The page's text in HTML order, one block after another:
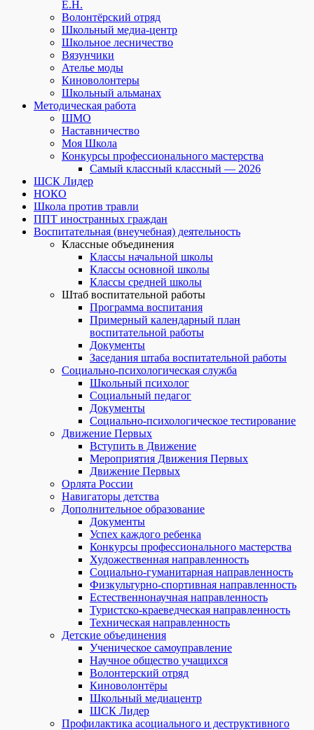
Е.Н.
Волонтёрский отряд
Школьный медиа-центр
Школьное лесничество
Вязунчики
Ателье моды
Киноволонтеры
Школьный альманах
Методическая работа
ШМО
Наставничество
Моя Школа
Конкурсы профессионального мастерства
Самый классный классный — 2026
ШСК Лидер
НОКО
Школа против травли
ППТ иностранных граждан
Воспитательная (внеучебная) деятельность
Классные объединения
Классы начальной школы
Классы основной школы
Классы средней школы
Штаб воспитательной работы
Программа воспитания
Примерный календарный план
воспитательной работы
Документы
Заседания штаба воспитательной работы
Социально-психологическая служба
Школьный психолог
Социальный педагог
Документы
Социально-психологическое тестирование
Движение Первых
Вступить в Движение
Мероприятия Движения Первых
Движение Первых
Орлята России
Навигаторы детства
Дополнительное образование
Документы
Успех каждого ребенка
Конкурсы профессионального мастерства
Художественная направленность
Социально-гуманитарная направленность
Физкультурно-спортивная направленность
Естественнонаучная направленность
Туристско-краеведческая направленность
Техническая направленность
Детские объединения
Ученическое самоуправление
Научное общество учащихся
Волонтерский отряд
Киноволонтёры
Школьный медиацентр
ШСК Лидер
Профилактика асоциального и деструктивного